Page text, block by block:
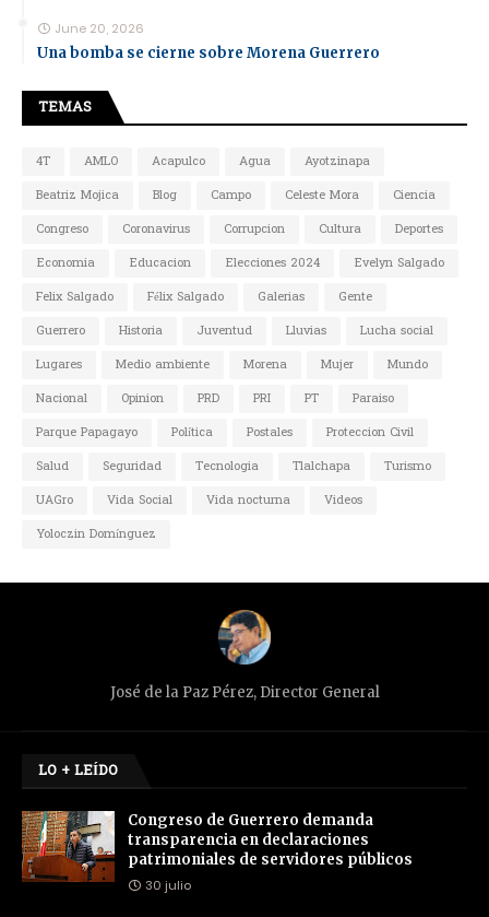
June 20, 2026
Una bomba se cierne sobre Morena Guerrero
TEMAS
4T AMLO Acapulco Agua
Ayotzinapa
Beatriz Mojica
Blog Campo Celeste Mora
Ciencia
Congreso
Coronavirus Corrupcion Cultura
Deportes
Economia
Educacion Elecciones 2024
Evelyn Salgado
Felix Salgado
Félix Salgado Galerias
Gente
Guerrero
Historia Juventud Lluvias
Lucha social
Lugares
Medio ambiente Morena Mujer
Mundo
Nacional
Opinion PRD PRI PT
Paraiso
Parque Papagayo
Política Postales
Proteccion Civil
Salud
Seguridad Tecnologia Tlalchapa
Turismo
UAGro
Vida Social Vida nocturna
Videos
Yoloczin Domínguez
José de la Paz Pérez, Director General
LO + LEÍDO
Congreso de Guerrero demanda
transparencia en declaraciones
patrimoniales de servidores públicos
30 julio